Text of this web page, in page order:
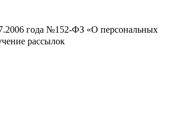
года №152-ФЗ «О персональных
рассылок